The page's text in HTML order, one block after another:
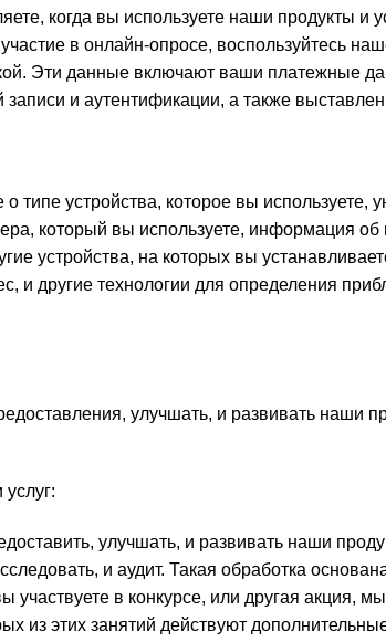
когда вы используете наши продукты и
в онлайн-опросе, воспользуйтесь
Эти данные включают ваши платежные
и аутентификации, а также
устройства, которое вы используете,
который вы используете, информация
устройства, на которых вы
другие технологии для определения
улучшать, и развивать наши
улучшать, и развивать наши
и аудит. Такая обработка
участвуете в конкурсе, или другая
из этих занятий действуют